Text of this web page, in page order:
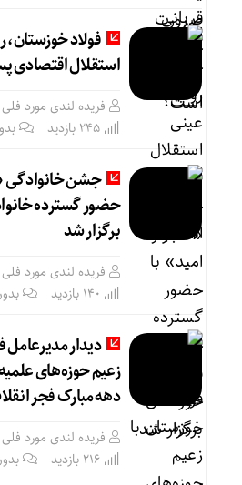
فولاد
استقلال اقتصادی
فریده لندی مورد فلی
جشن خانوادگی
حضور گسترده
برگزار شد
فریده لندی مورد فلی
دیدار مدیرعامل
زعیم حوزه‌های
دهه مبارک فجر
فریده لندی مورد فلی